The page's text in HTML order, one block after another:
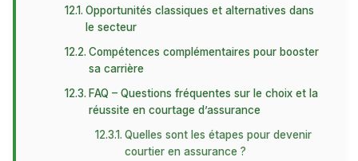
Opportunités classiques et alternatives dans
le secteur
Compétences complémentaires pour booster
sa carrière
FAQ – Questions fréquentes sur le choix et la
réussite en courtage d’assurance
Quelles sont les étapes pour devenir
courtier en assurance ?